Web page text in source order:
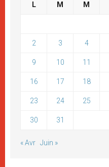
L M M
2 3 4
9 10 11
16 17 18
23 24 25
30 31
« Avr Juin »